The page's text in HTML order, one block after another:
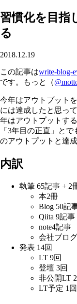
習慣化を目指
る
2018.12.19
この記事はwrite-blog-
です。もっと（
今年はアウトプット
には達成したと思っ
年はアウトプットす
「3年目の正直」と
のアウトプットと達
内訳
執筆 65記事 + 2
本2冊
Blog 50記
Qiita 9記事
note4記事
会社ブロ
発表 14回
LT 9回
登壇 3回
非公開LT
LT予定 1回